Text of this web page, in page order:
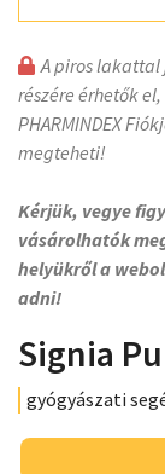
A piros
részére érhetők
PHARMINDEX
megteheti!
Kérjük, vegye
vásárolhatók
helyükről a
adni!
Signia
gyógyászati